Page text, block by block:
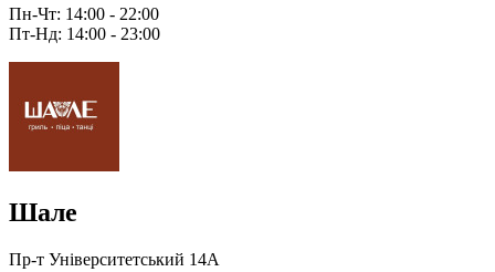
Пн-Чт: 14:00 - 22:00
Пт-Нд: 14:00 - 23:00
Шале
Пр-т Університетський 14А